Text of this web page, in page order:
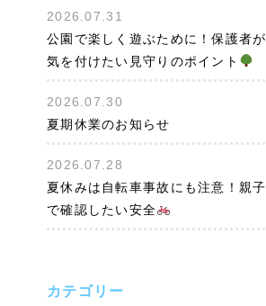
2026.07.31
公園で楽しく遊ぶために！保護者が
気を付けたい見守りのポイント
2026.07.30
夏期休業のお知らせ
2026.07.28
夏休みは自転車事故にも注意！親子
で確認したい安全
カテゴリー